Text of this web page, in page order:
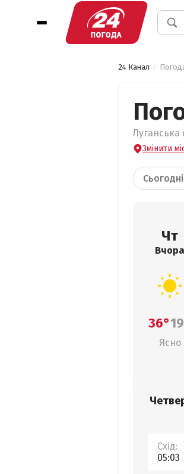
24 Канал
Луганська
Змінити
Сьогодні
Чт
Вчора
36°
Ясно
Схід:
05:03